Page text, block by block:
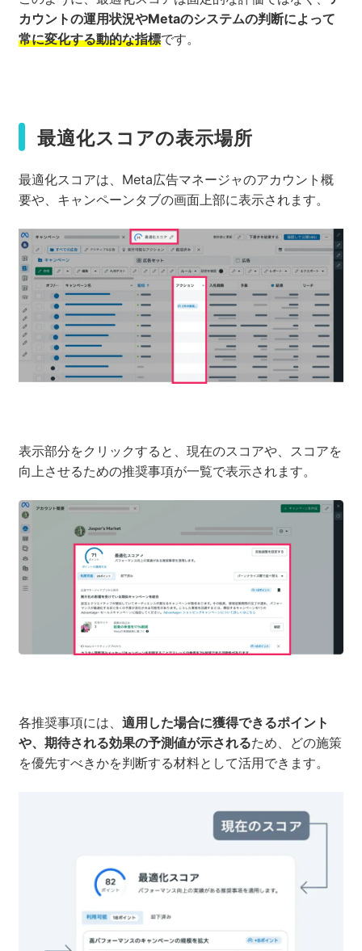
カウントの運用状況やMetaのシステムの判断によって
常に変化する動的な指標です。
最適化スコアの表示場所
最適化スコアは、Meta広告マネージャのアカウント概
要や、キャンペーンタブの画面上部に表示されます。
表示部分をクリックすると、現在のスコアや、スコアを
向上させるための推奨事項が一覧で表示されます。
各推奨事項には、 適用した場合に獲得できるポイント
や、期待される効果の予測値が示されるため、どの施策
を優先すべきかを判断する材料として活用できます。